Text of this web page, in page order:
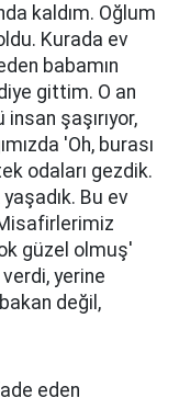
kaldım. Oğlum
Kurada ev
babamın
gittim. O an
şaşırıyor,
'Oh, burası
odaları gezdik.
Bu ev
güzel olmuş'
yerine
değil,
eden